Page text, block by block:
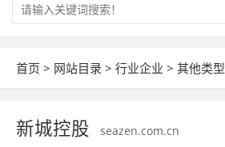
首页 > 网站目录 > 行业企业 > 其他类型
新城控股 seazen.com.cn